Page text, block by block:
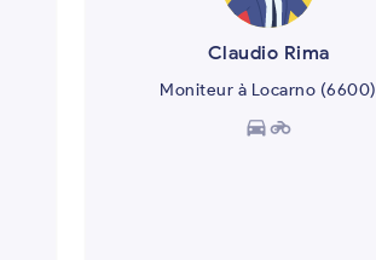
Claudio Rima
Moniteur à Locarno (6600)
directions_carmotorcycle